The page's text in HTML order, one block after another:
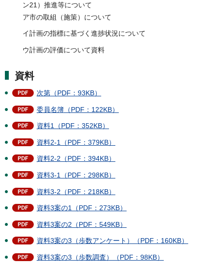
ン21）推進等について
ア市の取組（施策）について
イ計画の指標に基づく進捗状況について
ウ計画の評価について資料
資料
次第（PDF：93KB）
委員名簿（PDF：122KB）
資料1（PDF：352KB）
資料2-1（PDF：379KB）
資料2-2（PDF：394KB）
資料3-1（PDF：298KB）
資料3-2（PDF：218KB）
資料3案の1（PDF：273KB）
資料3案の2（PDF：549KB）
資料3案の3（歩数アンケート）（PDF：160KB）
資料3案の3（歩数調査）（PDF：98KB）